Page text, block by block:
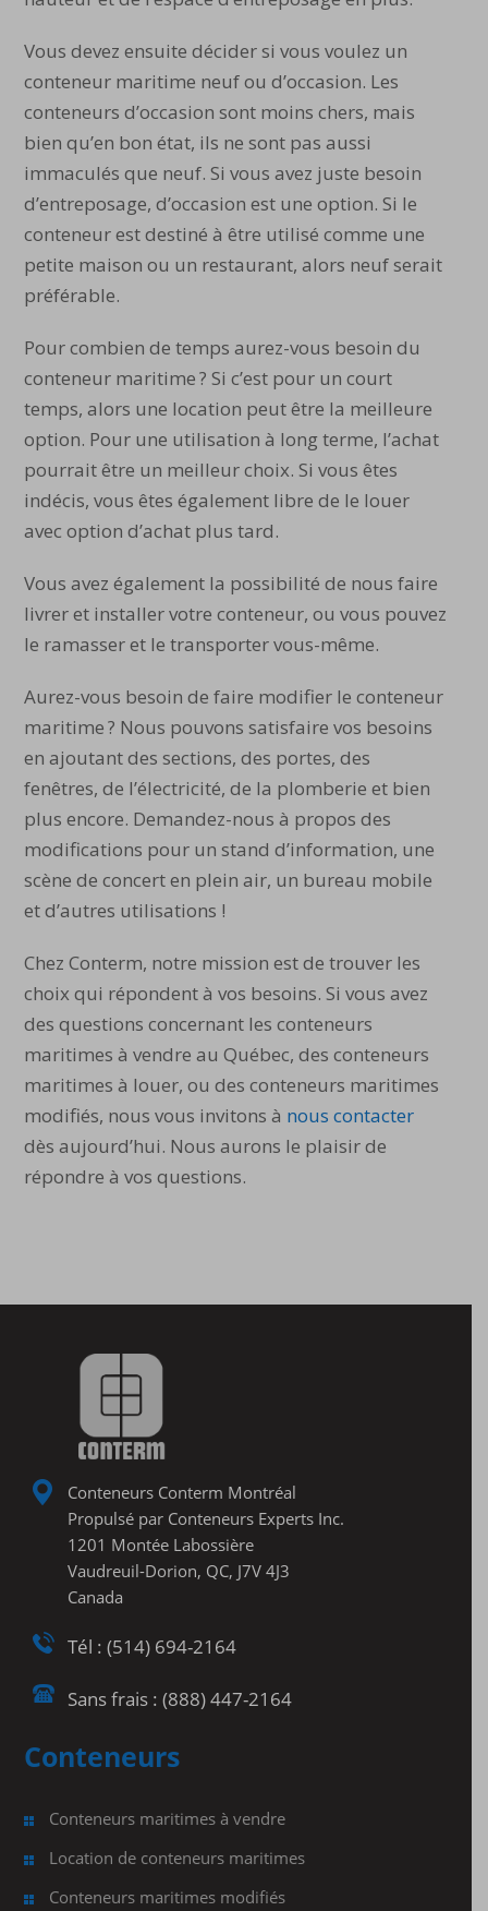
Vous devez ensuite décider si vous voulez un
conteneur maritime neuf ou d’occasion. Les
conteneurs d’occasion sont moins chers, mais
bien qu’en bon état, ils ne sont pas aussi
immaculés que neuf. Si vous avez juste besoin
d’entreposage, d’occasion est une option. Si le
conteneur est destiné à être utilisé comme une
petite maison ou un restaurant, alors neuf serait
préférable.
Pour combien de temps aurez-vous besoin du
conteneur maritime ? Si c’est pour un court
temps, alors une location peut être la meilleure
option. Pour une utilisation à long terme, l’achat
pourrait être un meilleur choix. Si vous êtes
indécis, vous êtes également libre de le louer
avec option d’achat plus tard.
Vous avez également la possibilité de nous faire
livrer et installer votre conteneur, ou vous pouvez
le ramasser et le transporter vous-même.
Aurez-vous besoin de faire modifier le conteneur
maritime ? Nous pouvons satisfaire vos besoins
en ajoutant des sections, des portes, des
fenêtres, de l’électricité, de la plomberie et bien
plus encore. Demandez-nous à propos des
modifications pour un stand d’information, une
scène de concert en plein air, un bureau mobile
et d’autres utilisations !
Chez Conterm, notre mission est de trouver les
choix qui répondent à vos besoins. Si vous avez
des questions concernant les conteneurs
maritimes à vendre au Québec, des conteneurs
maritimes à louer, ou des conteneurs maritimes
modifiés, nous vous invitons à nous contacter
dès aujourd’hui. Nous aurons le plaisir de
répondre à vos questions.
Conteneurs Conterm Montréal
Propulsé par Conteneurs Experts Inc.
1201 Montée Labossière
Vaudreuil-Dorion, QC, J7V 4J3
Canada
Tél : (514) 694-2164
Sans frais : (888) 447-2164
Conteneurs
Conteneurs maritimes à vendre
Location de conteneurs maritimes
Conteneurs maritimes modifiés